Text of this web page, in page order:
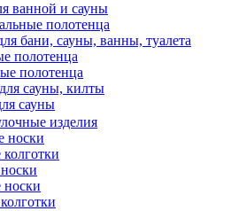
ванной и сауны
полотенца
бани, сауны, ванны, туалета
полотенца
полотенца
сауны, килты
сауны
изделия
носки